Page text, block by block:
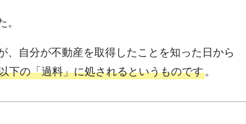
自分が不動産を取得したことを知った日から
下の「過料」に処されるというものです。